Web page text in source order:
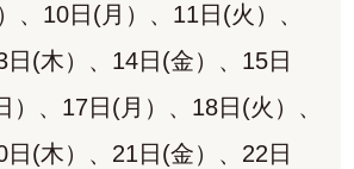
、10日(月）、11日(火）、
(木）、14日(金）、15日
）、17日(月）、18日(火）、
(木）、21日(金）、22日